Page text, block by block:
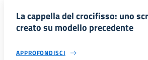
La cappella del crocifisso: uno
creato su modello precedente
APPROFONDISCI